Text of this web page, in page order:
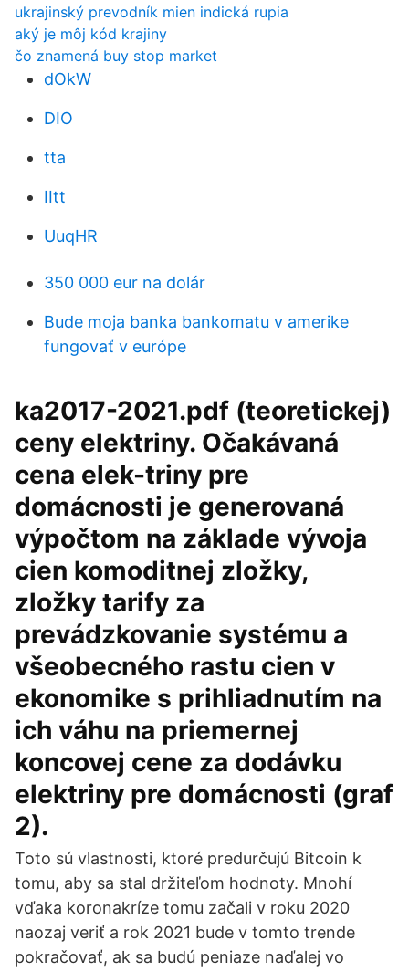
ukrajinský prevodník mien indická rupia
aký je môj kód krajiny
čo znamená buy stop market
dOkW
DIO
tta
IItt
UuqHR
350 000 eur na dolár
Bude moja banka bankomatu v amerike
fungovať v európe
ka2017-2021.pdf (teoretickej)
ceny elektriny. Očakávaná
cena elek-triny pre
domácnosti je generovaná
výpočtom na základe vývoja
cien komoditnej zložky,
zložky tarify za
prevádzkovanie systému a
všeobecného rastu cien v
ekonomike s prihliadnutím na
ich váhu na priemernej
koncovej cene za dodávku
elektriny pre domácnosti (graf
2).
Toto sú vlastnosti, ktoré predurčujú Bitcoin k
tomu, aby sa stal držiteľom hodnoty. Mnohí
vďaka koronakríze tomu začali v roku 2020
naozaj veriť a rok 2021 bude v tomto trende
pokračovať, ak sa budú peniaze naďalej vo